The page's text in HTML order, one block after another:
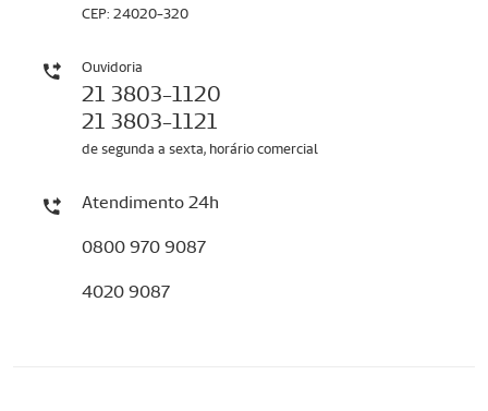
CEP: 24020-320
Ouvidoria
21 3803-1120
21 3803-1121
de segunda a sexta, horário comercial
Atendimento 24h
0800 970 9087
4020 9087